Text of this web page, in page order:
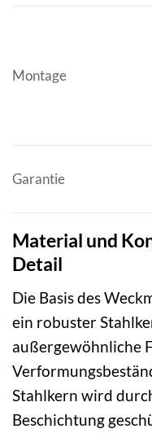
Montage
Garantie
Material und
Detail
Die Basis des
ein robuster
außergewöhnliche
Stahlkern wird
Beschichtung